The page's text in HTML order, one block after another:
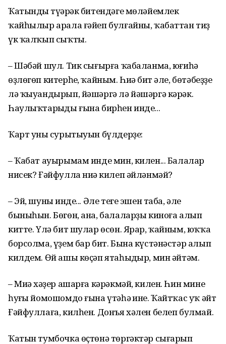
Ҡатындың түңәрәк битендәге мөләйемлек
ҡайһылыр арала ғәйеп булғайны, ҡабаттан тиҙ
үк ҡалҡып сыҡты.
– Шәбәй шул. Тик сығырға ҡабаланма, юғиһә
өҙлөгөп китерһең, ҡайным. Һиңә бит әле, бөтәбеҙҙе
лә ҡыуандырып, йәшәргә лә йәшәргә кәрәк.
Һаулыҡтарыңды ғына бирһен инде...
Ҡарт уның сурытыуын бүлдерҙе:
– Ҡабат ауырымам инде мин, килен... Балалар
нисек? Ғәйфулла ниңә килеп әйләнмәй?
– Эй, шуның инде... Әле теге эшен таба, әле
быныһын. Бөгөн, ана, балаларҙы киноға алып
китте. Үлә бит шулар өсөн. Ярар, ҡайным, юҡҡа
борсолма, үҙем бар бит. Бына күстәнәстәр алып
килдем. Өй ашы көҫәп ятаһыңдыр, мин әйтәм.
– Миңә хәҙер ашарға кәрәкмәй, килен. Һин минең
һуңғы йомошомдо ғына үтәһәң ине. Ҡайтҡас уҡ әйт
Ғәйфуллаға, килһен. Донъя хәлен белеп булмай.
Ҡатын тумбочка өҫтөнә төргәктәр сығарып